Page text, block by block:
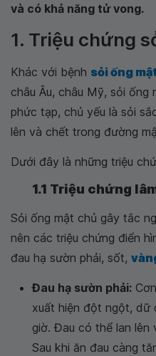
và có khả năng tử vong.
1. Triệu chứng
Khác với bệnh sỏi ống
châu Âu, châu Mỹ, sỏi ống
phức tạp, chủ yếu là sỏi
lên và chết trong đường
Dưới đây là những triệu
1.1 Triệu chứng
Sỏi ống mật chủ gây tắc
nên các triệu chứng điển
đau hạ sườn phải, sốt,
Đau hạ sườn phải:
xuất hiện đột ngột, dữ
giờ. Đau có thể lan lên
Sau khi ăn đau càng